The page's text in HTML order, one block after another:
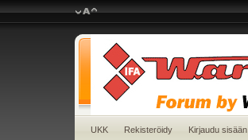
UKK Rekisteröidy Kirjaudu sisään